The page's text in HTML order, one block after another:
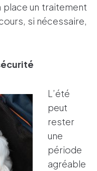
un traitement
si nécessaire,
L’été
peut
rester
une
période
agréable